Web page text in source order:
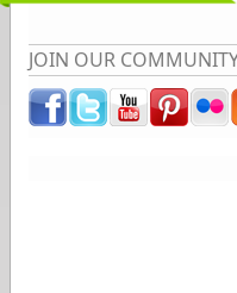
JOIN OUR